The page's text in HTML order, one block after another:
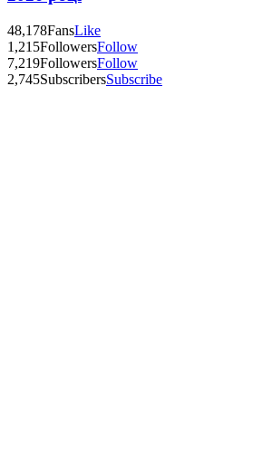
48,178FansLike
1,215FollowersFollow
7,219FollowersFollow
2,745SubscribersSubscribe